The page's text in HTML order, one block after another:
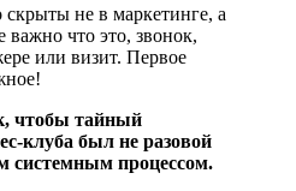
не в маркетинге, а
важно что это, звонок,
или визит. Первое
чтобы тайный
клуба был не разовой
системным процессом.